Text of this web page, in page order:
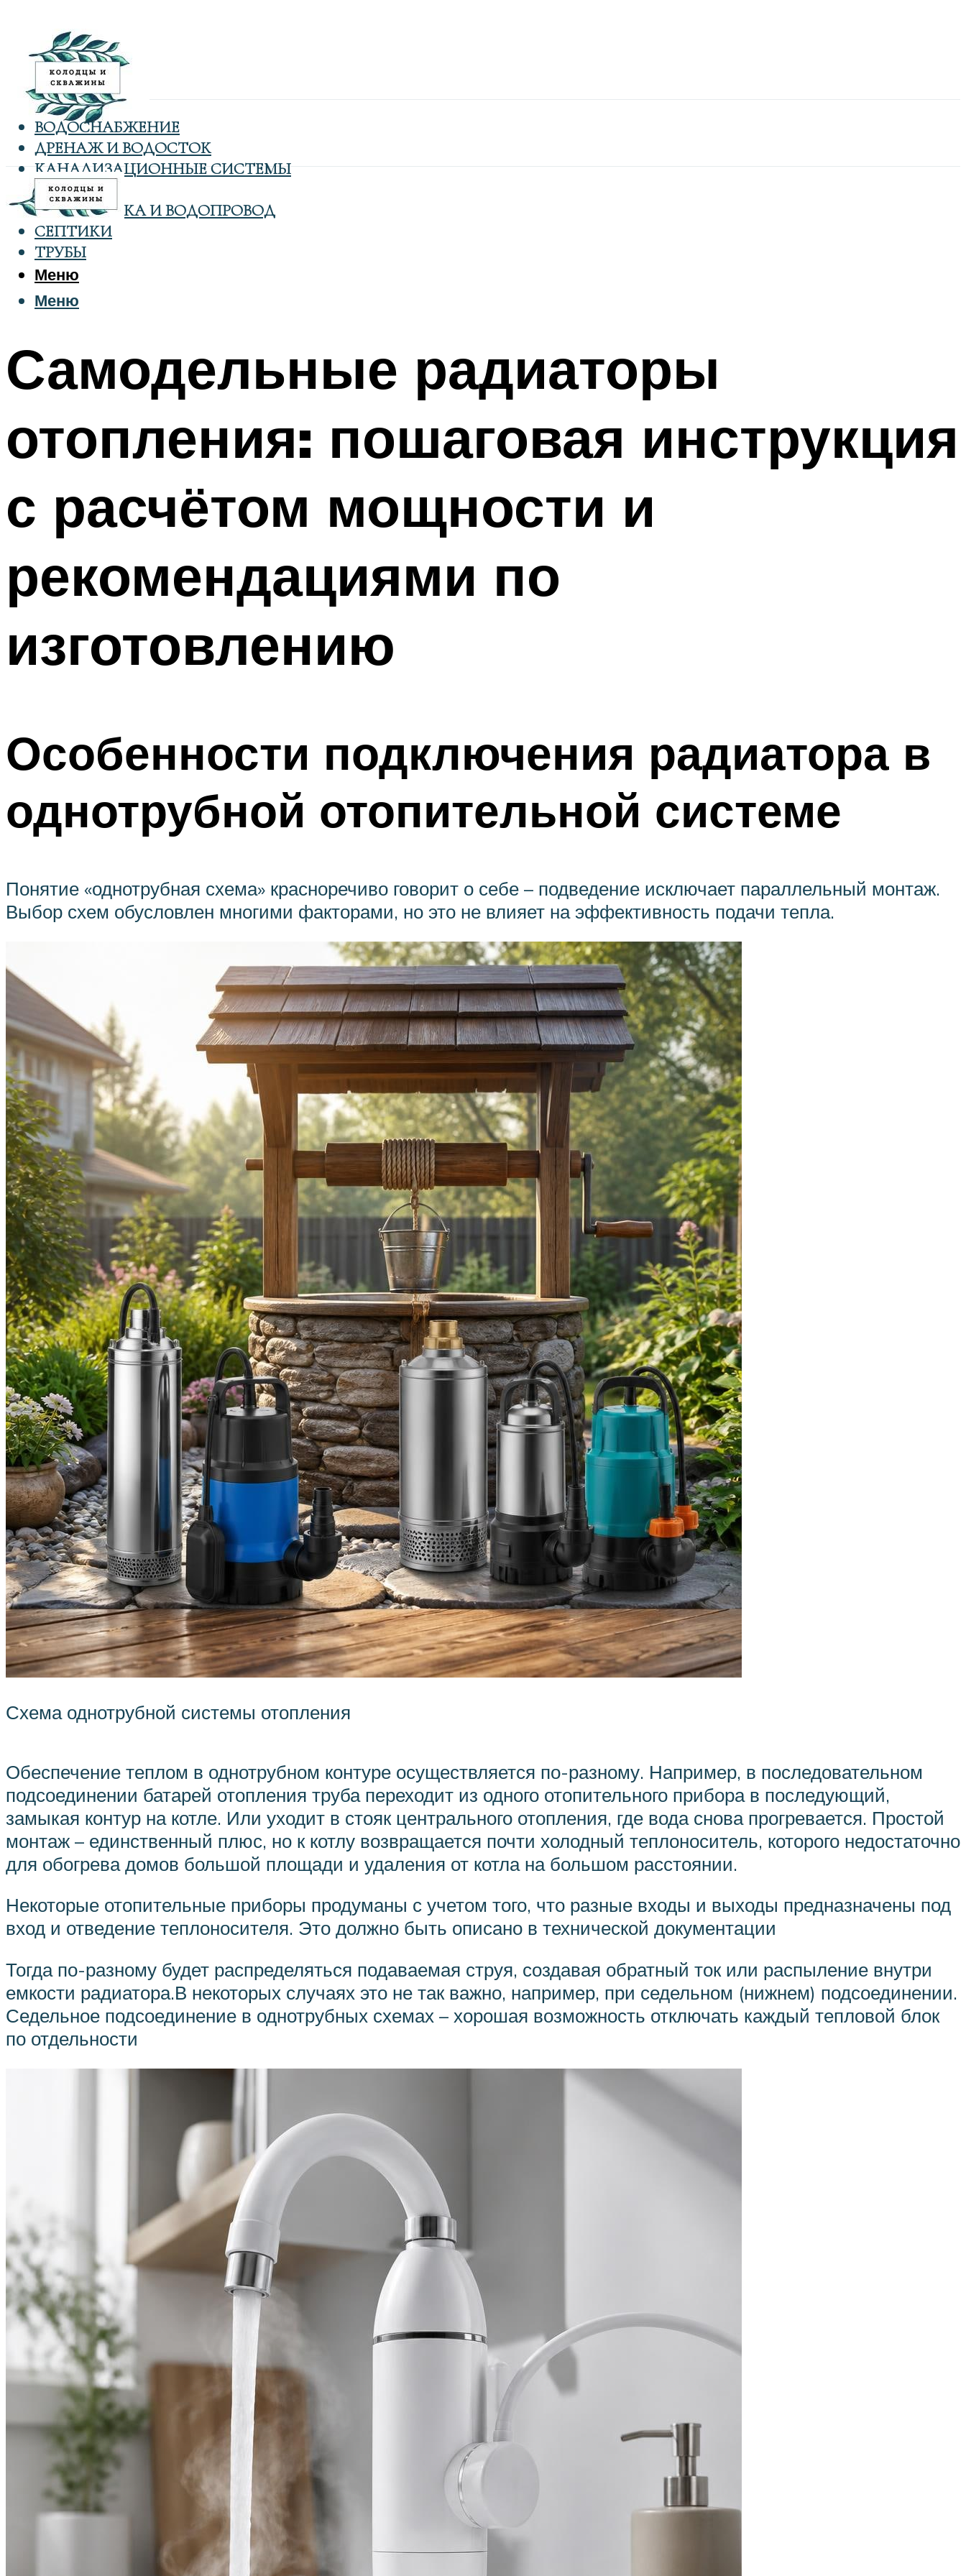
ВОДОСНАБЖЕНИЕ
ДРЕНАЖ И ВОДОСТОК
КАНАЛИЗАЦИОННЫЕ СИСТЕМЫ
КОЛОДЦЫ
САНТЕХНИКА И ВОДОПРОВОД
СЕПТИКИ
ТРУБЫ
Меню
Меню
Самодельные радиаторы
отопления: пошаговая инструкция
с расчётом мощности и
рекомендациями по
изготовлению
Особенности подключения радиатора в
однотрубной отопительной системе
Понятие «однотрубная схема» красноречиво говорит о себе – подведение исключает параллельный монтаж.
Выбор схем обусловлен многими факторами, но это не влияет на эффективность подачи тепла.
Схема однотрубной системы отопления
Обеспечение теплом в однотрубном контуре осуществляется по-разному. Например, в последовательном
подсоединении батарей отопления труба переходит из одного отопительного прибора в последующий,
замыкая контур на котле. Или уходит в стояк центрального отопления, где вода снова прогревается. Простой
монтаж – единственный плюс, но к котлу возвращается почти холодный теплоноситель, которого недостаточно
для обогрева домов большой площади и удаления от котла на большом расстоянии.
Некоторые отопительные приборы продуманы с учетом того, что разные входы и выходы предназначены под
вход и отведение теплоносителя. Это должно быть описано в технической документации
Тогда по-разному будет распределяться подаваемая струя, создавая обратный ток или распыление внутри
емкости радиатора.В некоторых случаях это не так важно, например, при седельном (нижнем) подсоединении.
Седельное подсоединение в однотрубных схемах – хорошая возможность отключать каждый тепловой блок
по отдельности